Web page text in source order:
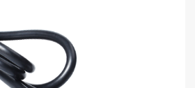
了解详情